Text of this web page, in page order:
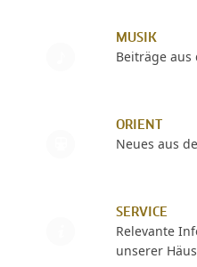
MUSIK
Beiträge
ORIENT
Neues aus
SERVICE
Relevante
unserer